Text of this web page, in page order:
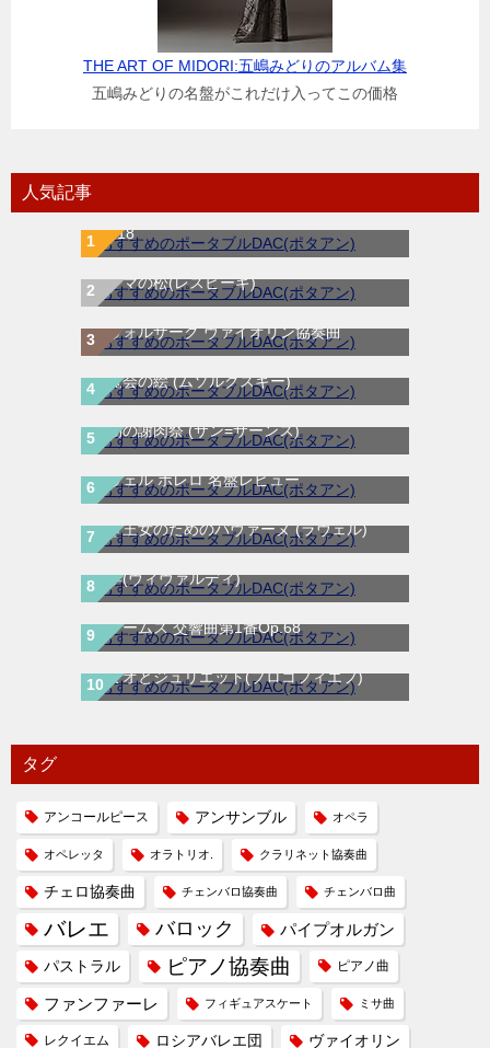
THE ART OF MIDORI:五嶋みどりのアルバム集
五嶋みどりの名盤がこれだけ入ってこの価格
人気記事
Op.18
ローマの松(レスピーギ)
ドヴォルザーク ヴァイオリン協奏曲
展覧会の絵 (ムソルグスキー)
動物の謝肉祭 (サン=サーンス)
ラヴェル ボレロ 名盤レビュー
亡き王女のためのパヴァーヌ (ラヴェル)
四季(ヴィヴァルディ)
ブラームス 交響曲第1番Op.68
ロミオとジュリエット(プロコフィエフ)
タグ
アンコールピース アンサンブル オペラ
オペレッタ オラトリオ. クラリネット協奏曲
チェロ協奏曲 チェンバロ協奏曲 チェンバロ曲
バレエ バロック パイプオルガン
パストラル ピアノ協奏曲 ピアノ曲
ファンファーレ フィギュアスケート ミサ曲
レクイエム ロシアバレエ団 ヴァイオリン